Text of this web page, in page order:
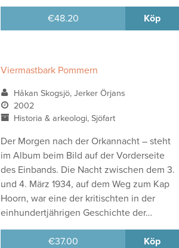
€48.20 Köp
Viermastbark Pommern
Håkan Skogsjö, Jerker Örjans
2002
Historia & arkeologi, Sjöfart
Der Morgen nach der Orkannacht – steht
im Album beim Bild auf der Vorderseite
des Einbands. Die Nacht zwischen dem 3.
und 4. März 1934, auf dem Weg zum Kap
Hoorn, war eine der kritischten in der
einhundertjährigen Geschichte der…
€37.00 Köp